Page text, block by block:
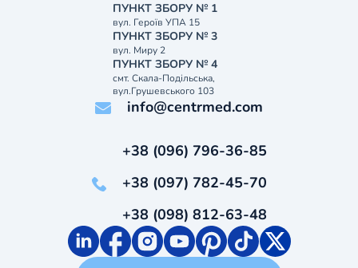
ПУНКТ ЗБОРУ № 1
вул. Героїв УПА 15
ПУНКТ ЗБОРУ № 3
вул. Миру 2
ПУНКТ ЗБОРУ № 4
смт. Скала-Подільська,
вул.Грушевського 103
info@centrmed.com
+38 (096) 796-36-85
+38 (097) 782-45-70
+38 (098) 812-63-48